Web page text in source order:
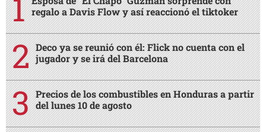
regalo a Davis Flow y así reaccionó el tiktoker
Deco ya se reunió con él: Flick no cuenta con el
jugador y se irá del Barcelona
Precios de los combustibles en Honduras a partir
del lunes 10 de agosto